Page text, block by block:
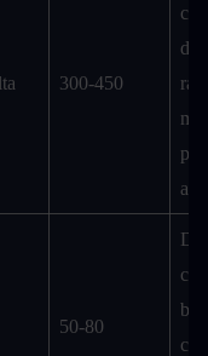
300-450
50-80